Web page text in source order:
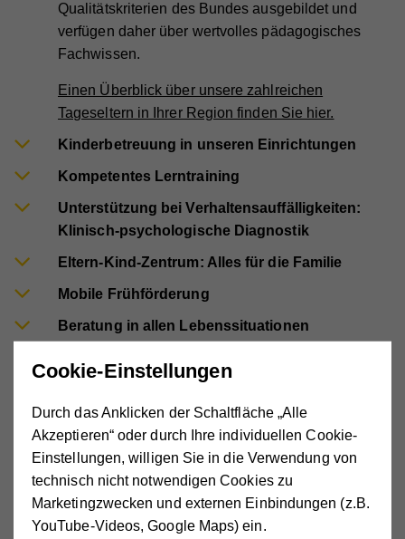
Qualitätskriterien des Bundes ausgebildet und
verfügen daher über wertvolles pädagogisches
Fachwissen.
Einen Überblick über unsere zahlreichen
Tageseltern in Ihrer Region finden Sie hier.
Kinderbetreuung in unseren Einrichtungen
Kompetentes Lerntraining
Unterstützung bei Verhaltensauffälligkeiten:
Klinisch-psychologische Diagnostik
Eltern-Kind-Zentrum: Alles für die Familie
Mobile Frühförderung
Beratung in allen Lebenssituationen
Erwachsene
Cookie-Einstellungen
Durch das Anklicken der Schaltfläche „Alle
Akzeptieren“ oder durch Ihre individuellen Cookie-
Einstellungen, willigen Sie in die Verwendung von
technisch nicht notwendigen Cookies zu
Marketingzwecken und externen Einbindungen (z.B.
YouTube-Videos, Google Maps) ein.